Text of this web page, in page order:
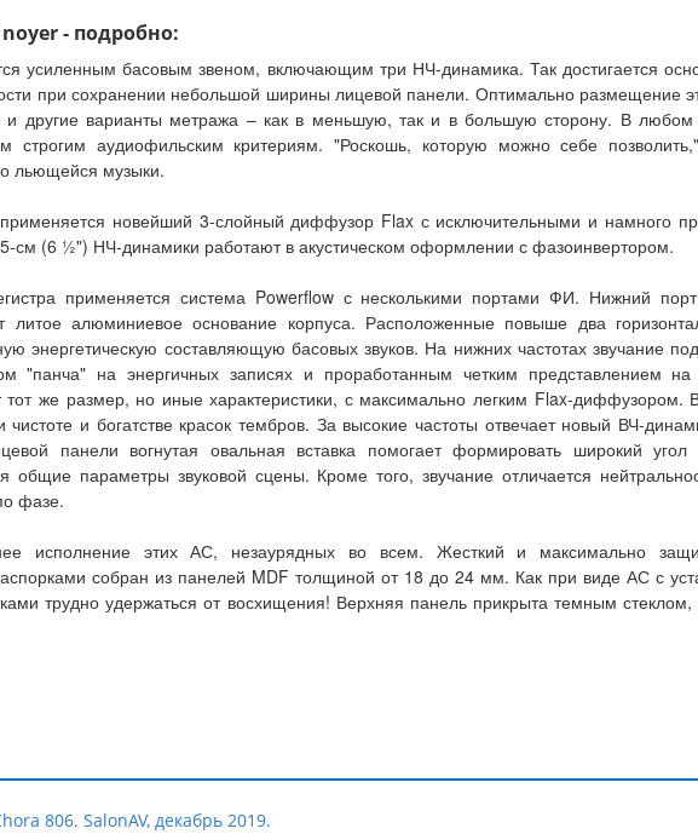
- подробно:
усиленным басовым звеном, включающим три НЧ-динамика. Так достигается
при сохранении небольшой ширины лицевой панели. Оптимально размещение
и другие варианты метража – как в меньшую, так и в большую сторону. В любом
строгим аудиофильским критериям. "Роскошь, которую можно себе
льющейся музыки.
новейший 3-слойный диффузор Flax с исключительными и намного
см (6 ½") НЧ-динамики работают в акустическом оформлении с фазоинвертором.
применяется система Powerflow с несколькими портами ФИ. Нижний
литое алюминиевое основание корпуса. Расположенные повыше два
энергетическую составляющую басовых звуков. На нижних частотах звучание
"панча" на энергичных записях и проработанным четким представлением
же размер, но иные характеристики, с максимально легким Flax-диффузором.
и богатстве красок тембров. За высокие частоты отвечает новый ВЧ-
панели вогнутая овальная вставка помогает формировать широкий угол
параметры звуковой сцены. Кроме того, звучание отличается
фазе.
исполнение этих АС, незаурядных во всем. Жесткий и максимально
собран из панелей MDF толщиной от 18 до 24 мм. Как при виде АС с
трудно удержаться от восхищения! Верхняя панель прикрыта темным
806. SalonAV, декабрь 2019.